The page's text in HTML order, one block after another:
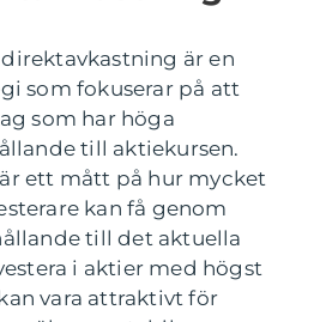
är en
som fokuserar på att
som har höga
till aktiekursen.
ett mått på hur mycket
kan få genom
till det aktuella
i aktier med högst
vara attraktivt för